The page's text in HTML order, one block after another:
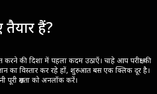
हैं?
करने की दिशा में पहला कदम उठाएँ। चाहे आप परीक्षा की
का विस्तार कर रहे हों, शुरुआत बस एक क्लिक दूर है।
क्षमता को अनलॉक करें।